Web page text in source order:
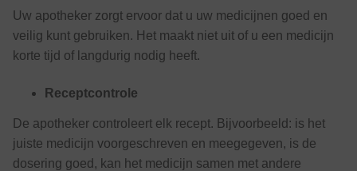
Uw apotheker zorgt ervoor dat u uw medicijnen goed en
veilig kunt gebruiken. Het maakt niet uit of u een medicijn
korte tijd of langdurig nodig heeft.
Receptcontrole
De apotheker controleert elk recept. Bijvoorbeeld: is het
juiste medicijn voorgeschreven en meegegeven, is de
dosering goed, kan het medicijn samen met andere